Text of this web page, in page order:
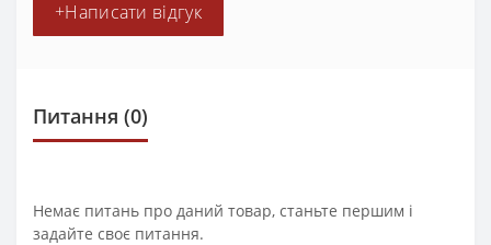
+Написати відгук
Питання (0)
Немає питань про даний товар, станьте першим і
задайте своє питання.